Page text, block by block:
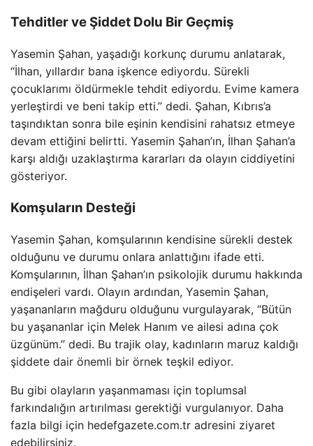
Tehditler ve Şiddet Dolu Bir Geçmiş
Yasemin Şahan, yaşadığı korkunç durumu anlatarak,
“İlhan, yıllardır bana işkence ediyordu. Sürekli
çocuklarımı öldürmekle tehdit ediyordu. Evime kamera
yerleştirdi ve beni takip etti.” dedi. Şahan, Kıbrıs’a
taşındıktan sonra bile eşinin kendisini rahatsız etmeye
devam ettiğini belirtti. Yasemin Şahan’ın, İlhan Şahan’a
karşı aldığı uzaklaştırma kararları da olayın ciddiyetini
gösteriyor.
Komşuların Desteği
Yasemin Şahan, komşularının kendisine sürekli destek
olduğunu ve durumu onlara anlattığını ifade etti.
Komşularının, İlhan Şahan’ın psikolojik durumu hakkında
endişeleri vardı. Olayın ardından, Yasemin Şahan,
yaşananların mağduru olduğunu vurgulayarak, “Bütün
bu yaşananlar için Melek Hanım ve ailesi adına çok
üzgünüm.” dedi. Bu trajik olay, kadınların maruz kaldığı
şiddete dair önemli bir örnek teşkil ediyor.
Bu gibi olayların yaşanmaması için toplumsal
farkındalığın artırılması gerektiği vurgulanıyor. Daha
fazla bilgi için hedefgazete.com.tr adresini ziyaret
edebilirsiniz.